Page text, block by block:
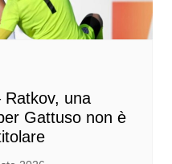
Ratkov, una
Gattuso non è